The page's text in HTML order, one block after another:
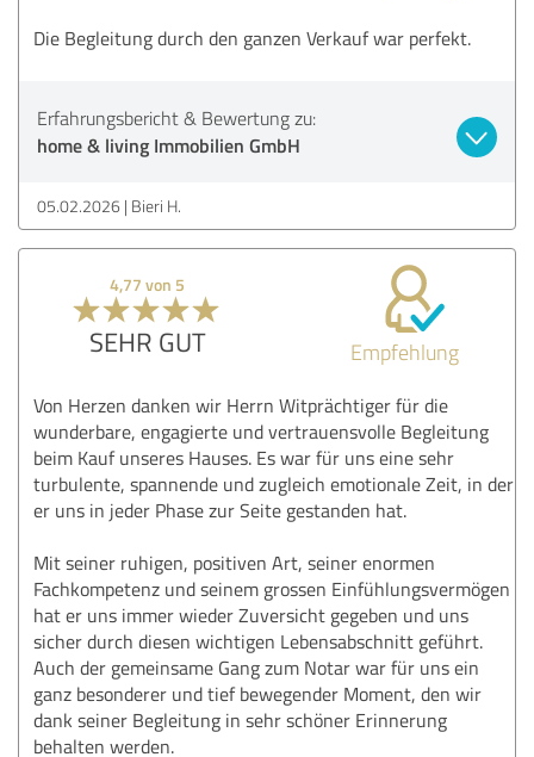
Die Begleitung durch den ganzen Verkauf war perfekt.
Erfahrungsbericht & Bewertung zu:
home & living Immobilien GmbH
05.02.2026 Bieri H.
4,77 von 5
SEHR GUT Empfehlung
Von Herzen danken wir Herrn Witprächtiger für die
wunderbare, engagierte und vertrauensvolle Begleitung
beim Kauf unseres Hauses. Es war für uns eine sehr
turbulente, spannende und zugleich emotionale Zeit, in der
er uns in jeder Phase zur Seite gestanden hat.
Mit seiner ruhigen, positiven Art, seiner enormen
Fachkompetenz und seinem grossen Einfühlungsvermögen
hat er uns immer wieder Zuversicht gegeben und uns
sicher durch diesen wichtigen Lebensabschnitt geführt.
Auch der gemeinsame Gang zum Notar war für uns ein
ganz besonderer und tief bewegender Moment, den wir
dank seiner Begleitung in sehr schöner Erinnerung
behalten werden.